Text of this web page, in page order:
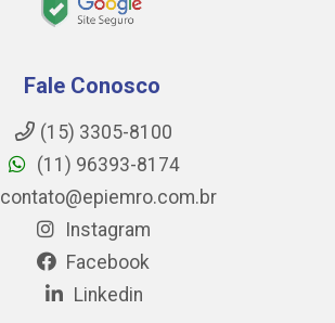
Fale Conosco
(15) 3305-8100
(11) 96393-8174
contato@epiemro.com.br
Instagram
Facebook
Linkedin